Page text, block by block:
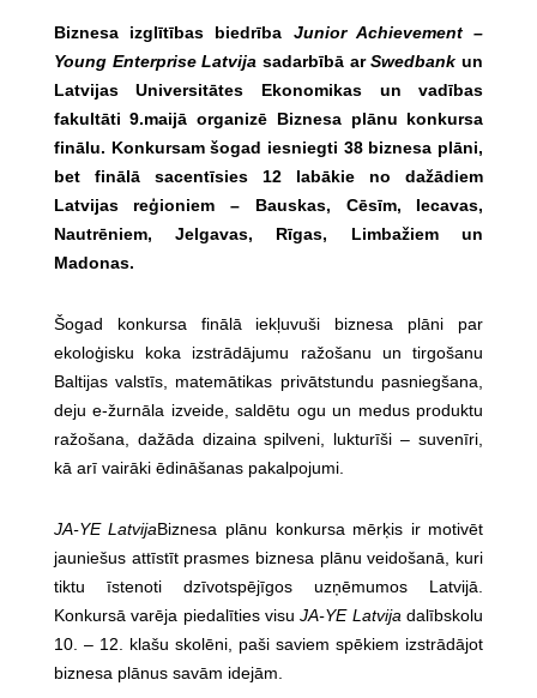
Biznesa izglītības biedrība Junior Achievement –
Young Enterprise Latvija sadarbībā arSwedbank un
Latvijas Universitātes Ekonomikas un vadības
fakultāti 9.maijā organizē Biznesa plānu konkursa
finālu. Konkursam šogad iesniegti 38 biznesa plāni,
bet finālā sacentīsies 12 labākie no dažādiem
Latvijas reģioniem – Bauskas, Cēsīm, Iecavas,
Nautrēniem, Jelgavas, Rīgas, Limbažiem un
Madonas.
Šogad konkursa finālā iekļuvuši biznesa plāni par
ekoloģisku koka izstrādājumu ražošanu un tirgošanu
Baltijas valstīs, matemātikas privātstundu pasniegšana,
deju e-žurnāla izveide, saldētu ogu un medus produktu
ražošana, dažāda dizaina spilveni, lukturīši – suvenīri,
kā arī vairāki ēdināšanas pakalpojumi.
JA-YE LatvijaBiznesa plānu konkursa mērķis ir motivēt
jauniešus attīstīt prasmes biznesa plānu veidošanā, kuri
tiktu īstenoti dzīvotspējīgos uzņēmumos Latvijā.
Konkursā varēja piedalīties visuJA-YE Latvija dalībskolu
10. – 12. klašu skolēni, paši saviem spēkiem izstrādājot
biznesa plānus savām idejām.